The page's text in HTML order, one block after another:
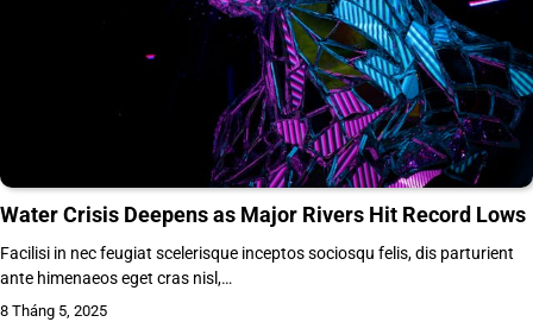
Water Crisis Deepens as Major Rivers Hit Record Lows
Facilisi in nec feugiat scelerisque inceptos sociosqu felis, dis parturient
ante himenaeos eget cras nisl,…
8 Tháng 5, 2025